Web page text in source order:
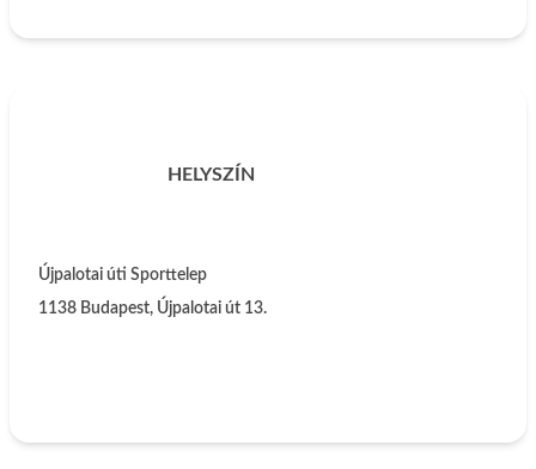
HELYSZÍN
Újpalotai úti Sporttelep
1138 Budapest, Újpalotai út 13.